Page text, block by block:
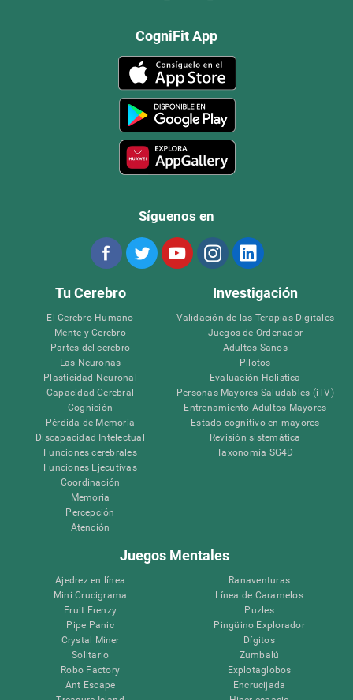
CogniFit App
Síguenos en
Tu Cerebro
El Cerebro Humano
Mente y Cerebro
Partes del cerebro
Las Neuronas
Plasticidad Neuronal
Capacidad Cerebral
Cognición
Pérdida de Memoria
Discapacidad Intelectual
Funciones cerebrales
Funciones Ejecutivas
Coordinación
Memoria
Percepción
Atención
Investigación
Validación de las Terapias Digitales
Juegos de Ordenador
Adultos Sanos
Pilotos
Evaluación Holistica
Personas Mayores Saludables (iTV)
Entrenamiento Adultos Mayores
Estado cognitivo en mayores
Revisión sistemática
Taxonomía SG4D
Juegos Mentales
Ajedrez en línea
Mini Crucigrama
Fruit Frenzy
Pipe Panic
Crystal Miner
Solitario
Robo Factory
Ant Escape
Ranaventuras
Línea de Caramelos
Puzles
Pingüino Explorador
Dígitos
Zumbalú
Explotaglobos
Encrucijada